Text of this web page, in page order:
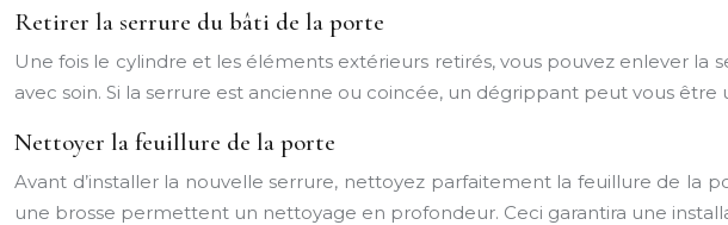
Retirer la serrure du bâti de la porte
Une fois le cylindre et les éléments extérieurs retirés, vous pouvez enlever
avec soin. Si la serrure est ancienne ou coincée, un dégrippant peut vous être
Nettoyer la feuillure de la porte
Avant d’installer la nouvelle serrure, nettoyez parfaitement la feuillure de la
une brosse permettent un nettoyage en profondeur. Ceci garantira une